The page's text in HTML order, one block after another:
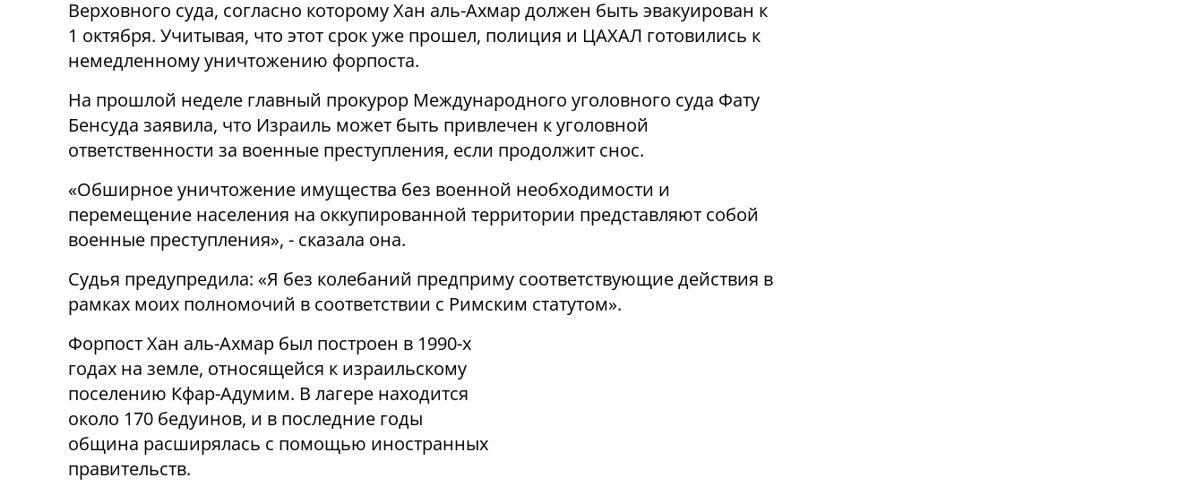
Верховного суда, согласно которому Хан аль-Ахмар должен быть эвакуирован к
1 октября. Учитывая, что этот срок уже прошел, полиция и ЦАХАЛ готовились к
немедленному уничтожению форпоста.
На прошлой неделе главный прокурор Международного уголовного суда Фату
Бенсуда заявила, что Израиль может быть привлечен к уголовной
ответственности за военные преступления, если продолжит снос.
«Обширное уничтожение имущества без военной необходимости и
перемещение населения на оккупированной территории представляют собой
военные преступления», - сказала она.
Судья предупредила: «Я без колебаний предприму соответствующие действия в
рамках моих полномочий в соответствии с Римским статутом».
Форпост Хан аль-Ахмар был построен в 1990-х
годах на земле, относящейся к израильскому
поселению Кфар-Адумим. В лагере находится
около 170 бедуинов, и в последние годы
община расширялась с помощью иностранных
правительств.